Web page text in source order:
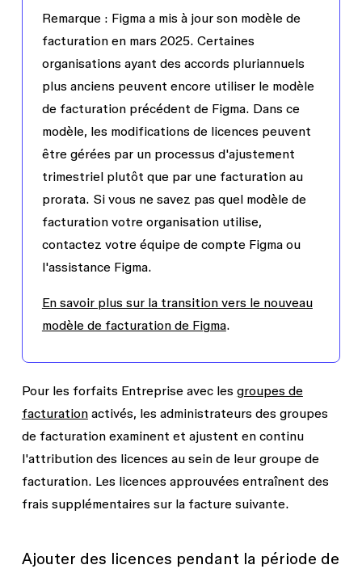
Remarque: Figma a mis à jour son modèle de
facturation en mars 2025. Certaines
organisations ayant des accords pluriannuels
plus anciens peuvent encore utiliser le modèle
de facturation précédent de Figma. Dans ce
modèle, les modifications de licences peuvent
être gérées par un processus d'ajustement
trimestriel plutôt que par une facturation au
prorata. Si vous ne savez pas quel modèle de
facturation votre organisation utilise,
contactez votre équipe de compte Figma ou
l'assistance Figma.
En savoir plus sur la transition vers le nouveau
modèle de facturation de Figma.
Pour les forfaits Entreprise avec les groupes de
facturationactivés, les administrateurs des groupes
de facturation examinent et ajustent en continu
l'attribution des licences au sein de leur groupe de
facturation. Les licences approuvées entraînent des
frais supplémentaires sur la facture suivante.
Ajouter des licences pendant la période de